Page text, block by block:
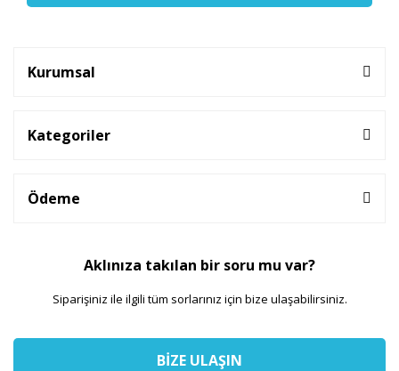
Kurumsal
Kategoriler
Ödeme
Aklınıza takılan bir soru mu var?
Siparişiniz ile ilgili tüm sorlarınız için bize ulaşabilirsiniz.
BİZE ULAŞIN